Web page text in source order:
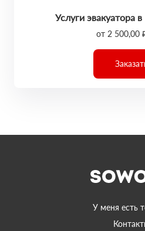
Услуги эвакуатора
от 2 500,00
У меня есть